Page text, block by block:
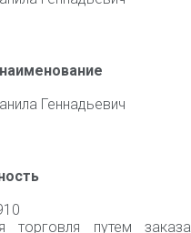
Геннадьевич
торговля путем заказа